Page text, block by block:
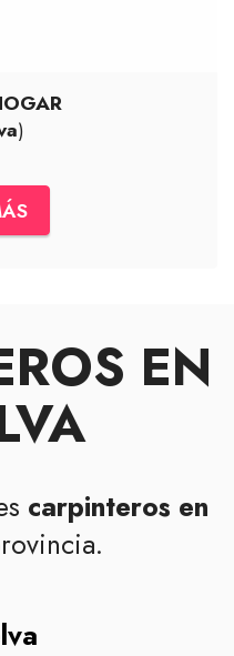
)
EN
carpinteros en